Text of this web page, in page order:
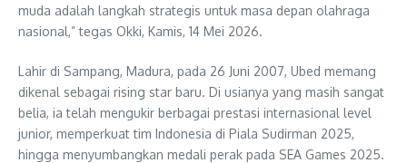
muda adalah langkah strategis untuk masa depan olahraga
nasional,” tegas Okki, Kamis, 14 Mei 2026.
Lahir di Sampang, Madura, pada 26 Juni 2007, Ubed memang
dikenal sebagai rising star baru. Di usianya yang masih sangat
belia, ia telah mengukir berbagai prestasi internasional level
junior, memperkuat tim Indonesia di Piala Sudirman 2025,
hingga menyumbangkan medali perak pada SEA Games 2025.